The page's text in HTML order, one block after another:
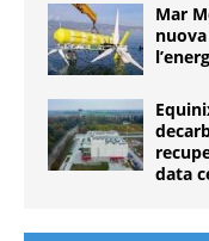
Mar
data